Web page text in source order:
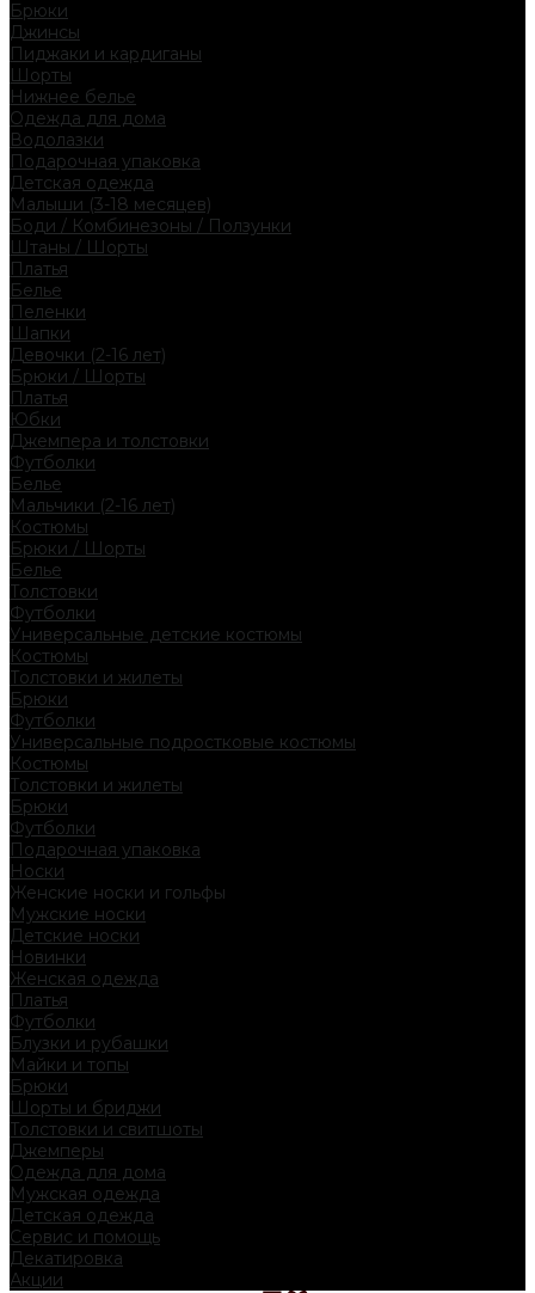
Брюки
Джинсы
Пиджаки и кардиганы
Шорты
Нижнее белье
Одежда для дома
Водолазки
Подарочная упаковка
Детская одежда
Малыши (3-18 месяцев)
Боди / Комбинезоны / Ползунки
Штаны / Шорты
Платья
Белье
Пеленки
Шапки
Девочки (2-16 лет)
Брюки / Шорты
Платья
Юбки
Джемпера и толстовки
Футболки
Белье
Мальчики (2-16 лет)
Костюмы
Брюки / Шорты
Белье
Толстовки
Футболки
Универсальные детские костюмы
Костюмы
Толстовки и жилеты
Брюки
Футболки
Универсальные подростковые костюмы
Костюмы
Толстовки и жилеты
Брюки
Футболки
Подарочная упаковка
Носки
Женские носки и гольфы
Мужские носки
Детские носки
Новинки
Женская одежда
Платья
Футболки
Блузки и рубашки
Майки и топы
Брюки
Шорты и бриджи
Толстовки и свитшоты
Джемперы
Одежда для дома
Мужская одежда
Детская одежда
Сервис и помощь
Декатировка
Акции